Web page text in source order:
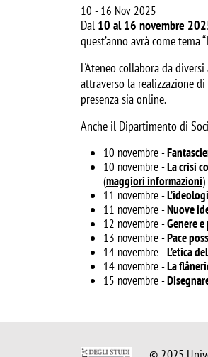
10 -16 Nov 2025
Dal 10 al 16 novembre
quest’anno avrà come tema
L'Ateneo collabora da
attraverso la realizzazione
presenza sia online.
Anche il Dipartimento di
10 novembre -
10 novembre -La crisi
(maggiori informazioni)
11 novembre -
11 novembre -Nuove
12 novembre -Genere
13 novembre -Pace
14 novembre -L’etica
14 novembre -La
15 novembre -